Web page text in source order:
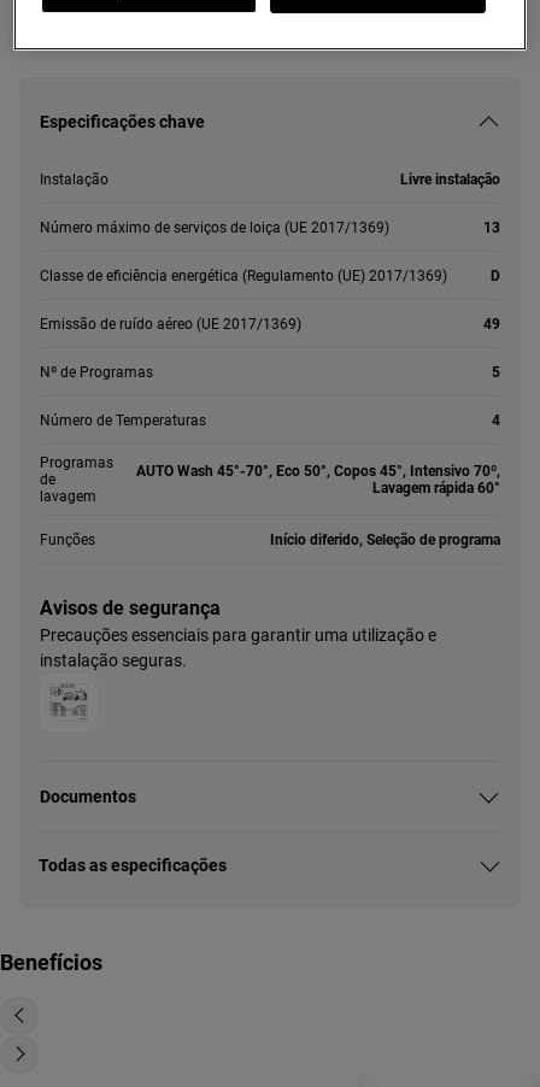
Especificações chave
Instalação Livre instalação
Número máximo de serviços de loiça (UE 2017/1369) 13
Classe de eficiência energética (Regulamento (UE) 2017/1369) D
Emissão de ruído aéreo (UE 2017/1369) 49
Nº de Programas 5
Número de Temperaturas 4
Programas
de
lavagem
AUTO Wash 45°-70°, Eco 50°, Copos 45°, Intensivo 70º,
Lavagem rápida 60°
Funções Início diferido, Seleção de programa
Avisos de segurança
Precauções essenciais para garantir uma utilização e
instalação seguras.
Documentos
Todas as especificações
Benefícios